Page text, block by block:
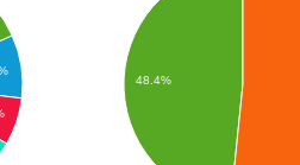
48.4%